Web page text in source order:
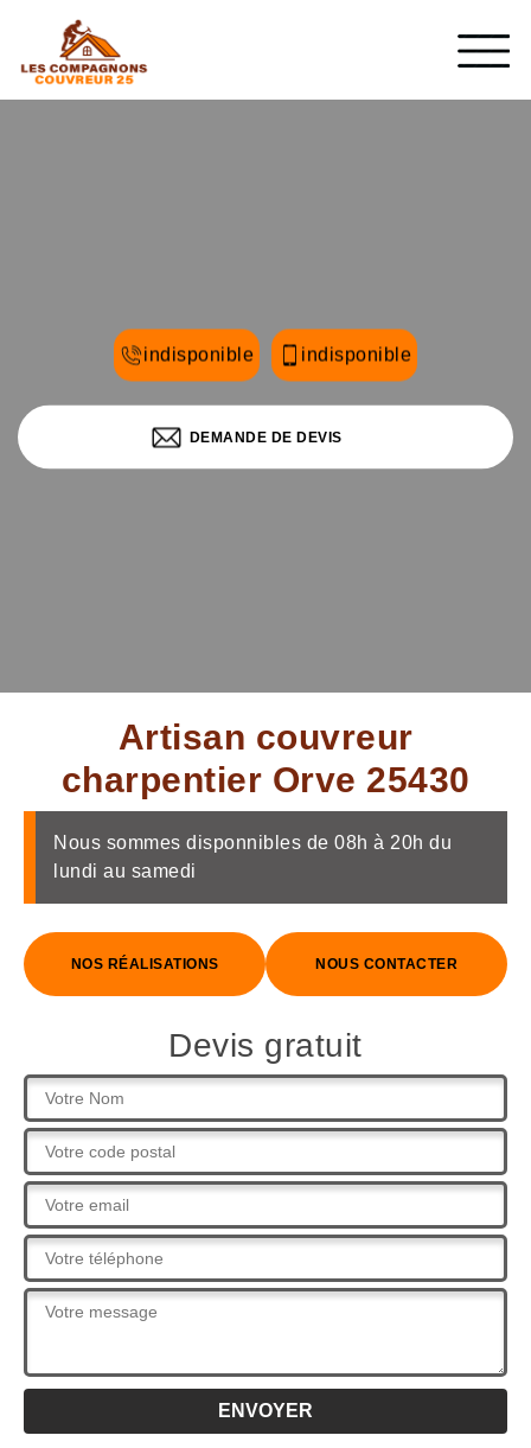
indisponible indisponible
DEMANDE DE DEVIS
Artisan couvreur
charpentier Orve 25430
Nous sommes disponnibles de 08h à 20h du
lundi au samedi
NOS RÉALISATIONS NOUS CONTACTER
Devis gratuit